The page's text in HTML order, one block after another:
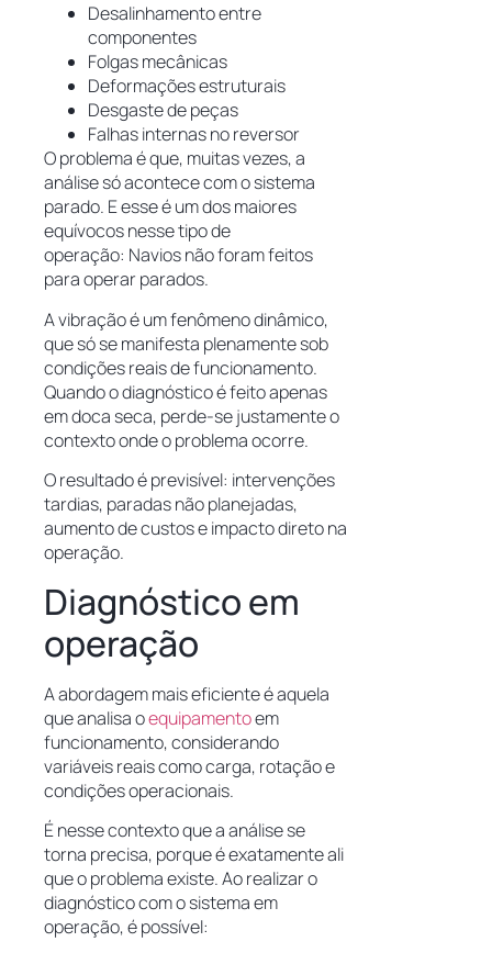
Desalinhamento entre
componentes
Folgas mecânicas
Deformações estruturais
Desgaste de peças
Falhas internas no reversor
O problema é que, muitas vezes, a
análise só acontece com o sistema
parado. E esse é um dos maiores
equívocos nesse tipo de
operação: Navios não foram feitos
para operar parados.
A vibração é um fenômeno dinâmico,
que só se manifesta plenamente sob
condições reais de funcionamento.
Quando o diagnóstico é feito apenas
em doca seca, perde-se justamente o
contexto onde o problema ocorre.
O resultado é previsível: intervenções
tardias, paradas não planejadas,
aumento de custos e impacto direto na
operação.
Diagnóstico em
operação
A abordagem mais eficiente é aquela
que analisa oequipamentoem
funcionamento, considerando
variáveis reais como carga, rotação e
condições operacionais.
É nesse contexto que a análise se
torna precisa, porque é exatamente ali
que o problema existe. Ao realizar o
diagnóstico com o sistema em
operação, é possível: